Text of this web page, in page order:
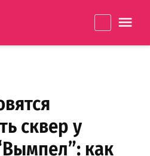
сквер у
как